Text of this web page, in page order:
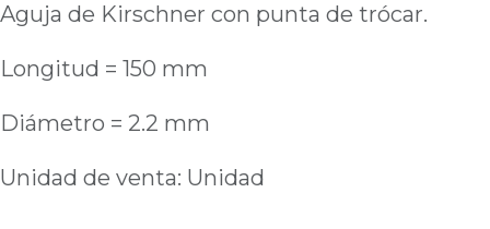
Aguja de Kirschner con punta de trócar.
Longitud = 150 mm
Diámetro = 2.2 mm
Unidad de venta: Unidad